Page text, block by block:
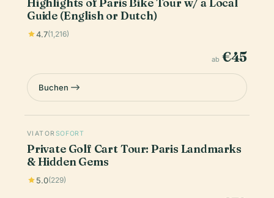
Guide (English or Dutch)
4.7(1,216)
ab €45
Buchen
VIATOR SOFORT
Private Golf Cart Tour: Paris Landmarks
& Hidden Gems
5.0(229)